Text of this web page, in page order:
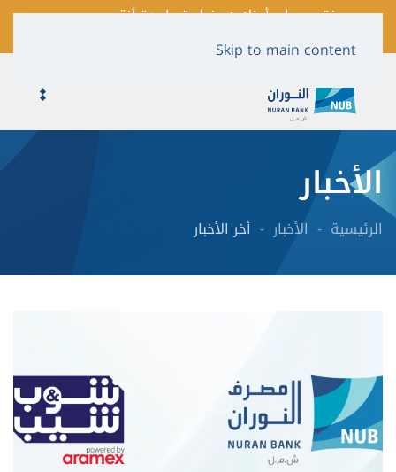
Skip to main content
فتح حساب أونلاين بخطوة واحدة أنقر
الأخبار
الرئيسية الأخبار أخر الأخبار